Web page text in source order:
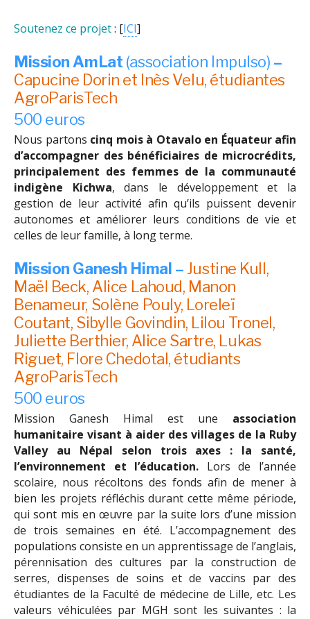
Soutenez ce projet: [ICI]
Mission AmLat (association Impulso) –
Capucine Dorin et Inès Velu, étudiantes
AgroParisTech
500 euros
Nous partons cinq mois à Otavalo en Équateur afin
d’accompagner des bénéficiaires de microcrédits,
principalement des femmes de la communauté
indigène Kichwa, dans le développement et la
gestion de leur activité afin qu’ils puissent devenir
autonomes et améliorer leurs conditions de vie et
celles de leur famille, à long terme.
Mission Ganesh Himal – Justine Kull,
Maël Beck, Alice Lahoud, Manon
Benameur, Solène Pouly, Loreleï
Coutant, Sibylle Govindin, Lilou Tronel,
Juliette Berthier, Alice Sartre, Lukas
Riguet, Flore Chedotal, étudiants
AgroParisTech
500 euros
Mission Ganesh Himal est une association
humanitaire visant à aider des villages de la Ruby
Valley au Népal selon trois axes : la santé,
l’environnement et l’éducation. Lors de l’année
scolaire, nous récoltons des fonds afin de mener à
bien les projets réfléchis durant cette même période,
qui sont mis en œuvre par la suite lors d’une mission
de trois semaines en été. L’accompagnement des
populations consiste en un apprentissage de l’anglais,
pérennisation des cultures par la construction de
serres, dispenses de soins et de vaccins par des
étudiantes de la Faculté de médecine de Lille, etc. Les
valeurs véhiculées par MGH sont les suivantes : la